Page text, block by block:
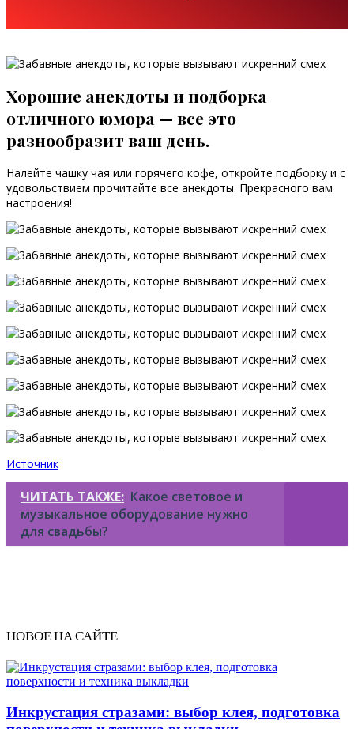
Хорошие анекдоты и подборка
отличного юмора — все это
разнообразит ваш день.
Налейте чашку чая или горячего кофе, откройте подборку и с
удовольствием прочитайте все анекдоты. Прекрасного вам
настроения!
Источник
ЧИТАТЬ ТАКЖЕ: Какое световое и
музыкальное оборудование нужно
для свадьбы?
НОВОЕ НА САЙТЕ
Инкрустация стразами: выбор клея, подготовка